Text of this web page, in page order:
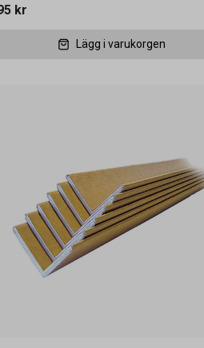
kr
Lägg i varukorgen